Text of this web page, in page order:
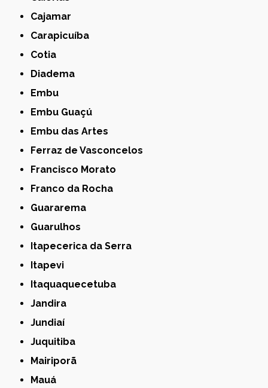
Cajamar
Carapicuíba
Cotia
Diadema
Embu
Embu Guaçú
Embu das Artes
Ferraz de Vasconcelos
Francisco Morato
Franco da Rocha
Guararema
Guarulhos
Itapecerica da Serra
Itapevi
Itaquaquecetuba
Jandira
Jundiaí
Juquitiba
Mairiporã
Mauá